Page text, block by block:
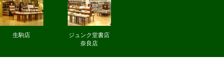
生駒店
ジュンク堂書店
奈良店